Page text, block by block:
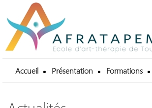
Accueil Présentation Formations